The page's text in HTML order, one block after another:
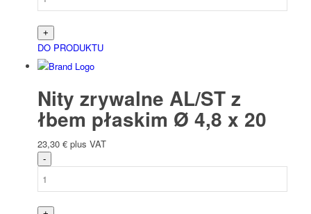
DO PRODUKTU
Nity zrywalne AL/ST z
łbem płaskim Ø 4,8 x 20
23,30 € plus VAT